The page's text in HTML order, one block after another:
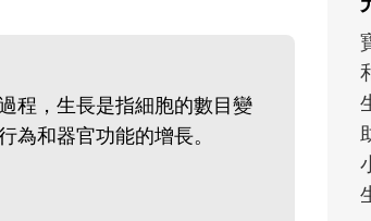
程，生長是指細胞的數目變
和器官功能的增長。
寶貝即將上小學，信誼集結國
和教育專家的建議，從孩子的
生活及團體適應等預備能力做
助您陪伴孩子做好入學準備，
小教導主任帶爸媽提前了解小
生活與課業學習，無痛銜接上